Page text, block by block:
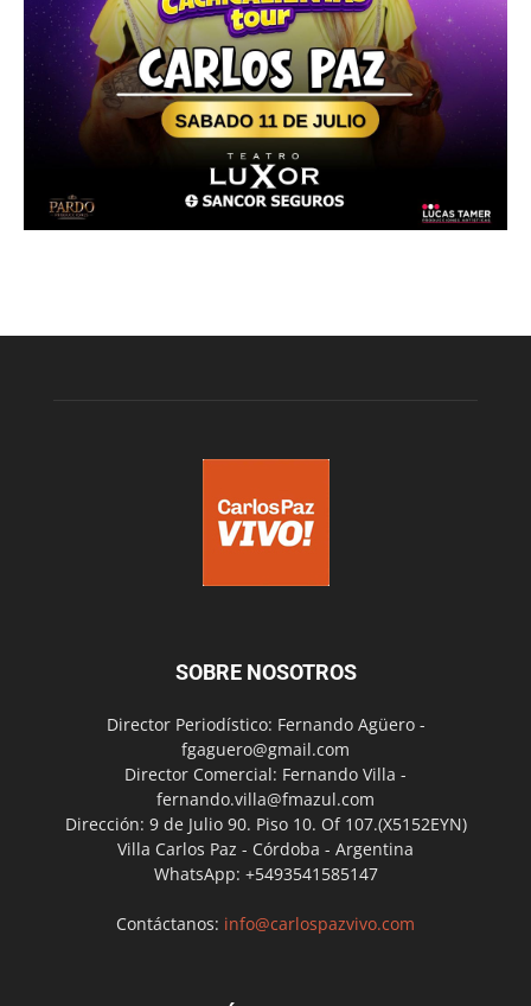
SOBRE NOSOTROS
Director Periodístico: Fernando Agüero -
fgaguero@gmail.com
Director Comercial: Fernando Villa -
fernando.villa@fmazul.com
Dirección: 9 de Julio 90. Piso 10. Of 107.(X5152EYN)
Villa Carlos Paz - Córdoba - Argentina
WhatsApp: +5493541585147
Contáctanos: info@carlospazvivo.com